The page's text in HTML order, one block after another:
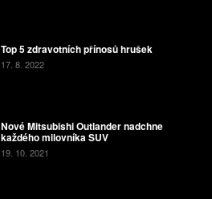
Top 5 zdravotních přínosů hrušek
17. 8. 2022
Nové Mitsubishi Outlander nadchne
každého milovníka SUV
19. 10. 2021